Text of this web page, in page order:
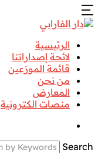
الرئيسية
لائحة إصداراتنا
قائمة الموزعين
من نحن
المعارض
منصات الكترونية
Search